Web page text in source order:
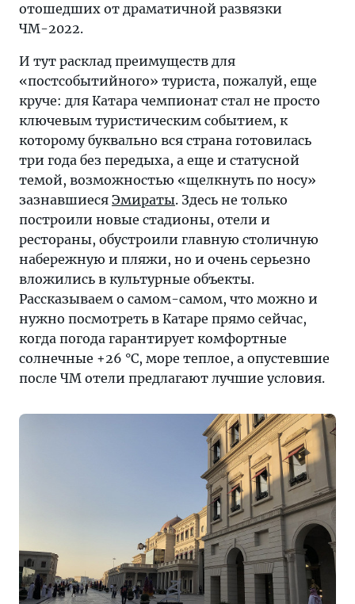
когда
в
ней
только-
только
завершилось
какое-
нибудь
крупное
туристическое
событие
отошедших от драматичной развязки
ЧМ-2022.
И тут расклад преимуществ для
«постсобытийного» туриста, пожалуй, еще
круче: для Катара чемпионат стал не просто
ключевым туристическим событием, к
которому буквально вся страна готовилась
три года без передыха, а еще и статусной
темой, возможностью «щелкнуть по носу»
зазнавшиеся Эмираты. Здесь не только
построили новые стадионы, отели и
рестораны, обустроили главную столичную
набережную и пляжи, но и очень серьезно
вложились в культурные объекты.
Рассказываем о самом-самом, что можно и
нужно посмотреть в Катаре прямо сейчас,
когда погода гарантирует комфортные
солнечные +26 °C, море теплое, а опустевшие
после ЧМ отели предлагают лучшие условия.